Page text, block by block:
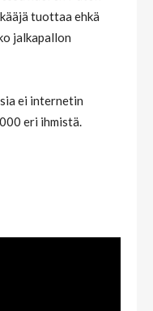
tuottaa ehkä
jalkapallon
ei internetin
eri ihmistä.